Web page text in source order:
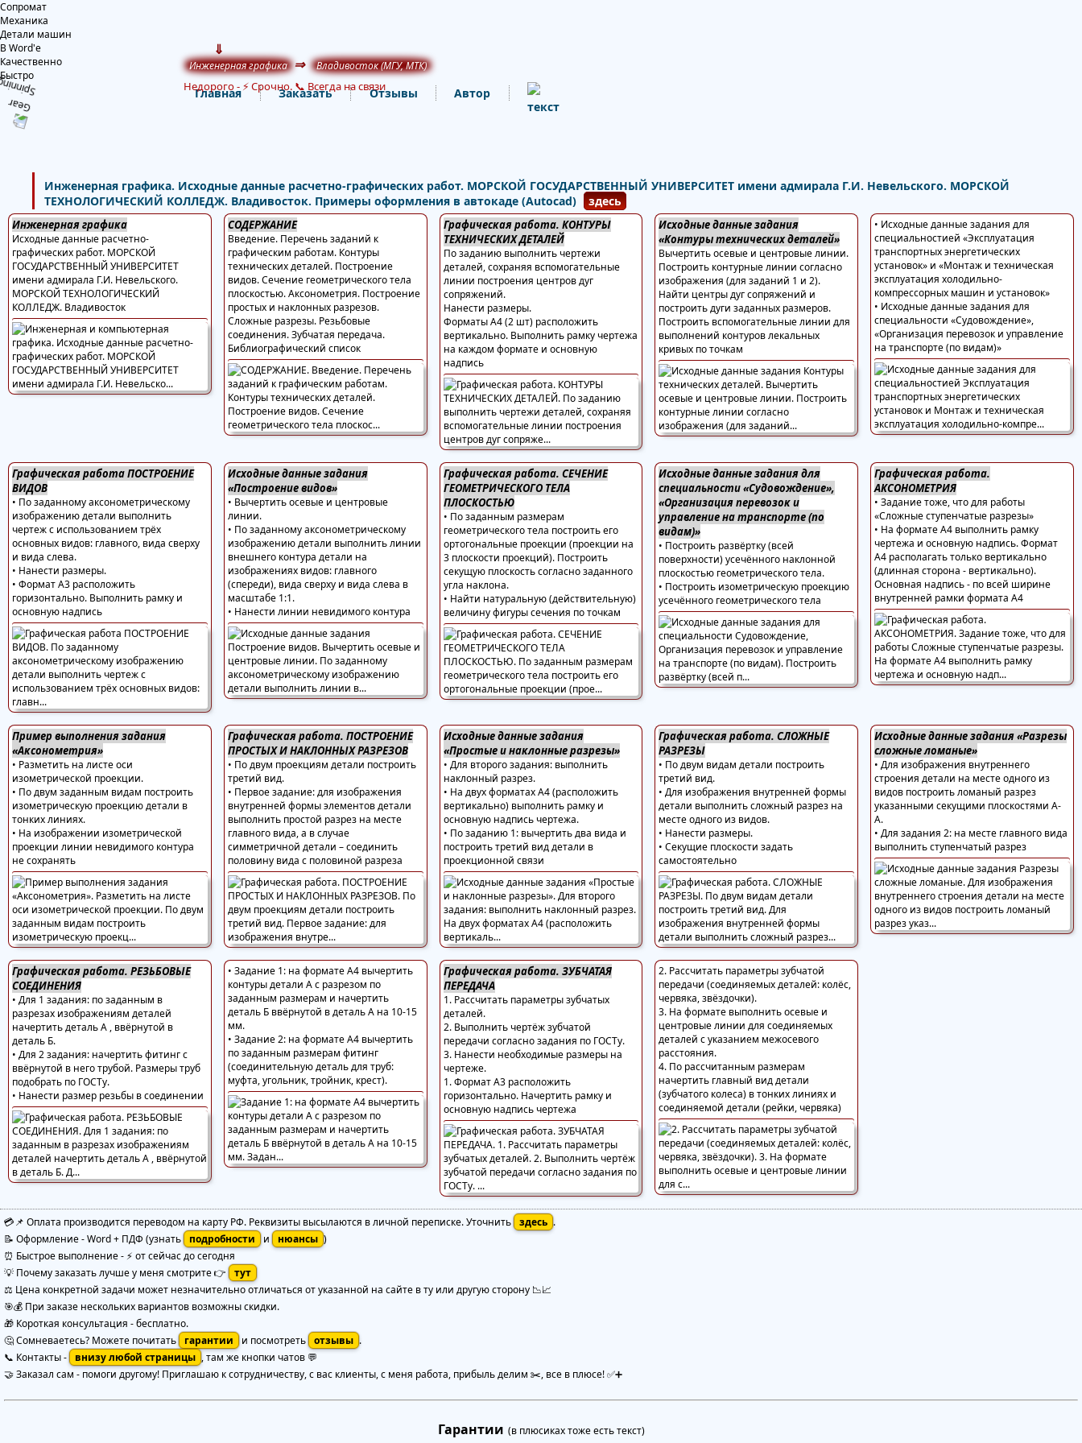
Сопромат
Механика
Детали машин
В Word'е
Качественно
Быстро
Главная Заказать Отзывы Автор
⇓
Инженерная графика ⇒ Владивосток (МГУ, МТК)
Недорого- ⚡ Срочно. 📞 Всегда на связи
Инженерная графика. Исходные данные расчетно-графических работ. МОРСКОЙ ГОСУДАРСТВЕННЫЙ УНИВЕРСИТЕТ имени адмирала Г.И. Невельского. МОРСКОЙ
ТЕХНОЛОГИЧЕСКИЙ КОЛЛЕДЖ. Владивосток. Примеры оформления в автокаде (Autocad)
здесь
Инженерная графика
Исходные данные расчетно-
графических работ. МОРСКОЙ
ГОСУДАРСТВЕННЫЙ УНИВЕРСИТЕТ
имени адмирала Г.И. Невельского.
МОРСКОЙ ТЕХНОЛОГИЧЕСКИЙ
КОЛЛЕДЖ. Владивосток
СОДЕРЖАНИЕ
Введение. Перечень заданий к
графическим работам. Контуры
технических деталей. Построение
видов. Сечение геометрического тела
плоскостью. Аксонометрия. Построение
простых и наклонных разрезов.
Сложные разрезы. Резьбовые
соединения. Зубчатая передача.
Библиографический список
Графическая работа. КОНТУРЫ
ТЕХНИЧЕСКИХ ДЕТАЛЕЙ
По заданию выполнить чертежи
деталей, сохраняя вспомогательные
линии построения центров дуг
сопряжений.
Нанести размеры.
Форматы А4 (2 шт) расположить
вертикально. Выполнить рамку чертежа
на каждом формате и основную
надпись
Исходные данные задания
«Контуры технических деталей»
Вычертить осевые и центровые линии.
Построить контурные линии согласно
изображения (для заданий 1 и 2).
Найти центры дуг сопряжений и
построить дуги заданных размеров.
Построить вспомогательные линии для
выполнений контуров лекальных
кривых по точкам
• Исходные данные задания для
специальностией «Эксплуатация
транспортных энергетических
установок» и «Монтаж и техническая
эксплуатация холодильно-
компрессорных машин и установок»
• Исходные данные задания для
специальности «Судовождение»,
«Организация перевозок и управление
на транспорте (по видам)»
Графическая работа ПОСТРОЕНИЕ
ВИДОВ
• По заданному аксонометрическому
изображению детали выполнить
чертеж с использованием трёх
основных видов: главного, вида сверху
и вида слева.
• Нанести размеры.
• Формат А3 расположить
горизонтально. Выполнить рамку и
основную надпись
Исходные данные задания
«Построение видов»
• Вычертить осевые и центровые
линии.
• По заданному аксонометрическому
изображению детали выполнить линии
внешнего контура детали на
изображениях видов: главного
(спереди), вида сверху и вида слева в
масштабе 1:1.
• Нанести линии невидимого контура
Графическая работа. СЕЧЕНИЕ
ГЕОМЕТРИЧЕСКОГО ТЕЛА
ПЛОСКОСТЬЮ
• По заданным размерам
геометрического тела построить его
ортогональные проекции (проекции на
3 плоскости проекций). Построить
секущую плоскость согласно заданного
угла наклона.
• Найти натуральную (действительную)
величину фигуры сечения по точкам
Исходные данные задания для
специальности «Судовождение»,
«Организация перевозок и
управление на транспорте (по
видам)»
• Построить развёртку (всей
поверхности) усечённого наклонной
плоскостью геометрического тела.
• Построить изометрическую проекцию
усечённого геометрического тела
Графическая работа.
АКСОНОМЕТРИЯ
• Задание тоже, что для работы
«Сложные ступенчатые разрезы»
• На формате А4 выполнить рамку
чертежа и основную надпись. Формат
А4 располагать только вертикально
(длинная сторона - вертикально).
Основная надпись - по всей ширине
внутренней рамки формата А4
Пример выполнения задания
«Аксонометрия»
• Разметить на листе оси
изометрической проекции.
• По двум заданным видам построить
изометрическую проекцию детали в
тонких линиях.
• На изображении изометрической
проекции линии невидимого контура
не сохранять
Графическая работа. ПОСТРОЕНИЕ
ПРОСТЫХ И НАКЛОННЫХ РАЗРЕЗОВ
• По двум проекциям детали построить
третий вид.
• Первое задание: для изображения
внутренней формы элементов детали
выполнить простой разрез на месте
главного вида, а в случае
симметричной детали – соединить
половину вида с половиной разреза
Исходные данные задания
«Простые и наклонные разрезы»
• Для второго задания: выполнить
наклонный разрез.
• На двух форматах А4 (расположить
вертикально) выполнить рамку и
основную надпись чертежа.
• По заданию 1: вычертить два вида и
построить третий вид детали в
проекционной связи
Графическая работа. СЛОЖНЫЕ
РАЗРЕЗЫ
• По двум видам детали построить
третий вид.
• Для изображения внутренней формы
детали выполнить сложный разрез на
месте одного из видов.
• Нанести размеры.
• Секущие плоскости задать
самостоятельно
Исходные данные задания «Разрезы
сложные ломаные»
• Для изображения внутреннего
строения детали на месте одного из
видов построить ломаный разрез
указанными секущими плоскостями А-
А.
• Для задания 2: на месте главного вида
выполнить ступенчатый разрез
Графическая работа. РЕЗЬБОВЫЕ
СОЕДИНЕНИЯ
• Для 1 задания: по заданным в
разрезах изображениям деталей
начертить деталь А , ввёрнутой в
деталь Б.
• Для 2 задания: начертить фитинг с
ввёрнутой в него трубой. Размеры труб
подобрать по ГОСТу.
• Нанести размер резьбы в соединении
• Задание 1: на формате А4 вычертить
контуры детали А с разрезом по
заданным размерам и начертить
деталь Б ввёрнутой в деталь А на 10-15
мм.
• Задание 2: на формате А4 вычертить
по заданным размерам фитинг
(соединительную деталь для труб:
муфта, угольник, тройник, крест).
Графическая работа. ЗУБЧАТАЯ
ПЕРЕДАЧА
1. Рассчитать параметры зубчатых
деталей.
2. Выполнить чертёж зубчатой
передачи согласно задания по ГОСТу.
3. Нанести необходимые размеры на
чертеже.
1. Формат А3 расположить
горизонтально. Начертить рамку и
основную надпись чертежа
2. Рассчитать параметры зубчатой
передачи (соединяемых деталей: колёс,
червяка, звёздочки).
3. На формате выполнить осевые и
центровые линии для соединяемых
деталей с указанием межосевого
расстояния.
4. По рассчитанным размерам
начертить главный вид детали
(зубчатого колеса) в тонких линиях и
соединяемой детали (рейки, червяка)
💳📌 Оплата производится переводом на карту РФ. Реквизиты высылаются в личной переписке. Уточнить здесь .
📝 Оформление-Word + ПДФ (узнать подробности и нюансы )
⏰ Быстрое выполнение- ⚡ от сейчас до сегодня
💡 Почему заказать лучше у меня смотрите 👉
тут
⚖️ Цена конкретной задачи может незначительно отличаться от указанной на сайте в ту или другую сторону 📉📈
🎯💰 При заказе нескольких вариантов возможны скидки.
🎁 Короткая консультация - бесплатно.
🤔 Сомневаетесь? Можете почитать
гарантии и посмотреть отзывы .
📞 Контакты -
внизу любой страницы , там же кнопки чатов 💬
🤝 Заказал сам - помоги другому! Приглашаю к сотрудничеству, с вас клиенты, с меня работа, прибыль делим ✂️, все в плюсе! ✅➕
Гарантии (в плюсиках тоже есть текст)